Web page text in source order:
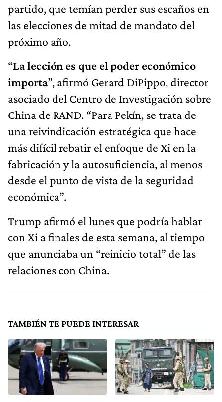
partido, que temían perder sus escaños en
las elecciones de mitad de mandato del
próximo año.
“La lección es que el poder económico
importa”, afirmó Gerard DiPippo, director
asociado del Centro de Investigación sobre
China de RAND. “Para Pekín, se trata de
una reivindicación estratégica que hace
más difícil rebatir el enfoque de Xi en la
fabricación y la autosuficiencia, al menos
desde el punto de vista de la seguridad
económica”.
Trump afirmó el lunes que podría hablar
con Xi a finales de esta semana, al tiempo
que anunciaba un “reinicio total” de las
relaciones con China.
TAMBIÉN TE PUEDE INTERESAR